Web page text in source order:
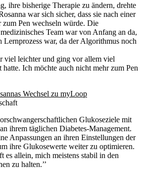
ihre bisherige Therapie zu ändern, drehte
war sich sicher, dass sie nach einer
zum Pen wechseln würde. Die
Team war von Anfang an da,
Lernprozess war, da der Algorithmus noch
viel leichter und ging vor allem viel
hatte. Ich möchte auch nicht mehr zum Pen
Wechsel zu myLoop
Glukoseziele mit
ihrem täglichen Diabetes-Management.
Anpassungen an ihren Einstellungen der
ihre Glukosewerte weiter zu optimieren.
es allein, mich meistens stabil in den
zu halten.’’